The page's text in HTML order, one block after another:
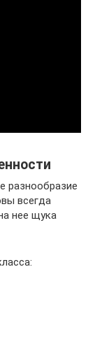
разнообразие
всегда
нее щука